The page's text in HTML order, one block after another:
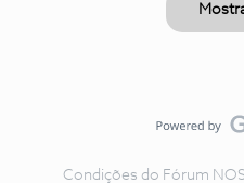
Condições do Fórum NOS